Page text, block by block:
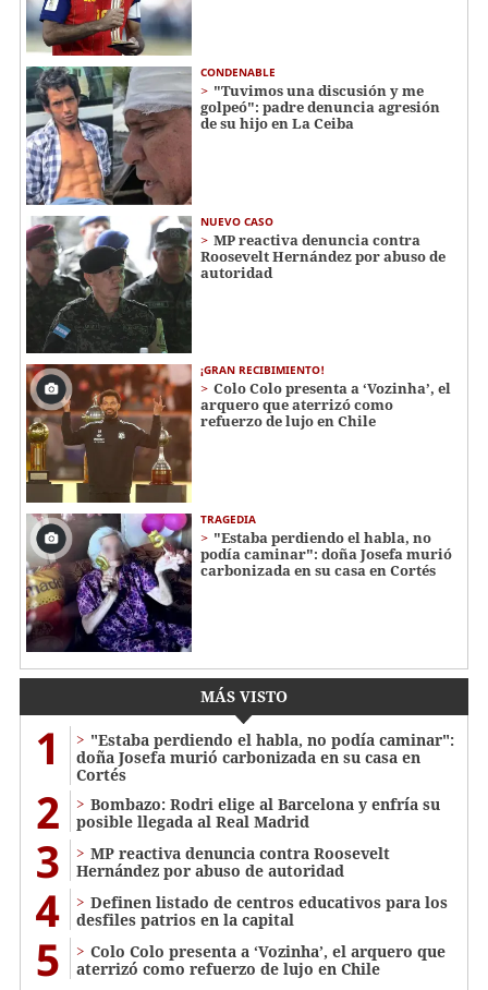
CONDENABLE
"Tuvimos una discusión y me
golpeó": padre denuncia agresión
de su hijo en La Ceiba
NUEVO CASO
MP reactiva denuncia contra
Roosevelt Hernández por abuso de
autoridad
¡GRAN RECIBIMIENTO!
Colo Colo presenta a ‘Vozinha’, el
arquero que aterrizó como
refuerzo de lujo en Chile
TRAGEDIA
"Estaba perdiendo el habla, no
podía caminar": doña Josefa murió
carbonizada en su casa en Cortés
MÁS VISTO
1
"Estaba perdiendo el habla, no podía caminar":
doña Josefa murió carbonizada en su casa en
Cortés
2
Bombazo: Rodri elige al Barcelona y enfría su
posible llegada al Real Madrid
3
MP reactiva denuncia contra Roosevelt
Hernández por abuso de autoridad
4
Definen listado de centros educativos para los
desfiles patrios en la capital
5
Colo Colo presenta a ‘Vozinha’, el arquero que
aterrizó como refuerzo de lujo en Chile